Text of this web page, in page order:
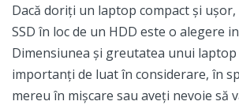
Dacă doriți un laptop compact și
SSD în loc de un HDD este o alegere
Dimensiunea și greutatea unui
importanți de luat în considerare, în
mereu în mișcare sau aveți nevoie să